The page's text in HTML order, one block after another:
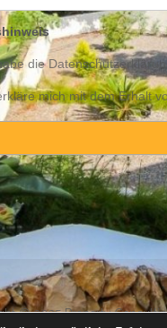
die
mich mit dem Erhalt
© 2025 Property